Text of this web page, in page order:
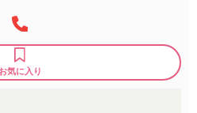
お気に入り